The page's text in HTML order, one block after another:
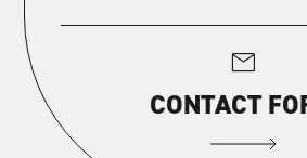
mail
CONTACT